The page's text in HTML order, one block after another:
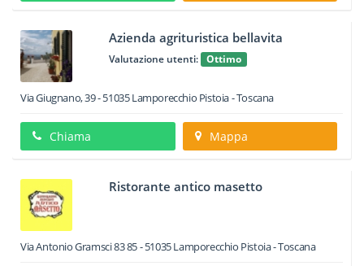
Azienda agrituristica bellavita
Valutazione utenti: Ottimo
Via Giugnano, 39-51035Lamporecchio Pistoia -Toscana
Chiama Mappa
Ristorante antico masetto
Via Antonio Gramsci 83 85-51035Lamporecchio Pistoia -Toscana